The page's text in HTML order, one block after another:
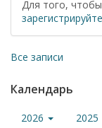
Для того,
Все записи
Календарь
2026 2025